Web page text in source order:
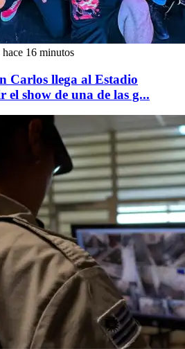
hace 16 minutos
Carlos llega al Estadio
show de una de las g...